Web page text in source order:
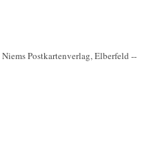
Niems Postkartenverlag, Elberfeld --